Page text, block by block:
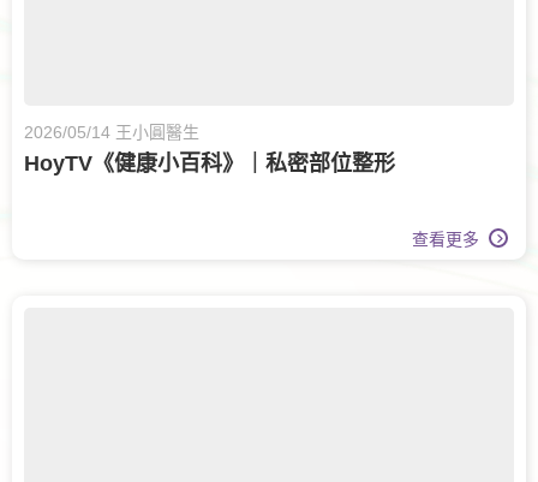
2026/05/14 王小圓醫生
HoyTV《健康小百科》｜私密部位整形
查看更多